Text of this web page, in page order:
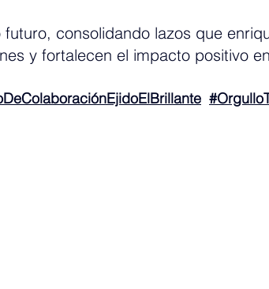
futuro, consolidando lazos que
y fortalecen el impacto positivo